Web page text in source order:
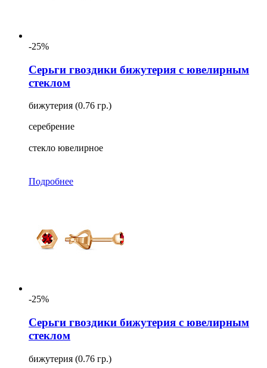
-25%
Серьги гвоздики бижутерия с ювелирным
стеклом
бижутерия (0.76 гр.)
серебрение
стекло ювелирное
Подробнее
-25%
Серьги гвоздики бижутерия с ювелирным
стеклом
бижутерия (0.76 гр.)